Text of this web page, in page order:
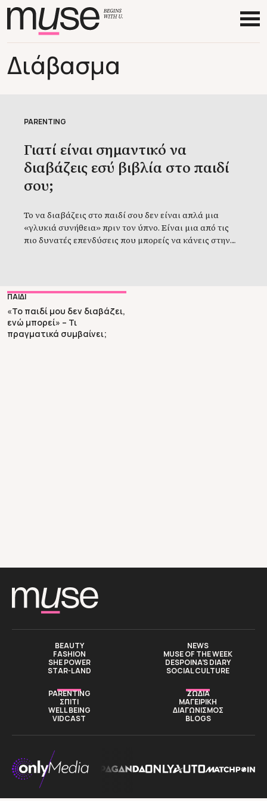
Διάβασμα
PARENTING
Γιατί είναι σημαντικό να
διαβάζεις εσύ βιβλία στο παιδί
σου;
Το να διαβάζεις στο παιδί σου δεν είναι απλά μια
«γλυκιά συνήθεια» πριν τον ύπνο. Είναι μια από τις
πιο δυνατές επενδύσεις που μπορείς να κάνεις στην
περισσότερα από το να μάθει το παιδί […]
ΠΑΙΔΙ
«Το παιδί μου δεν διαβάζει,
ενώ μπορεί» – Τι
πραγματικά συμβαίνει;
BEAUTY
FASHION
SHE POWER
STAR-LAND
NEWS
MUSE OF THE WEEK
DESPOINA’S DIARY
SOCIAL CULTURE
PARENTING
ΣΠΙΤΙ
WELL BEING
VIDCAST
ΖΩΔΙΑ
ΜΑΓΕΙΡΙΚΗ
ΔΙΑΓΩΝΙΣΜΟΣ
BLOGS